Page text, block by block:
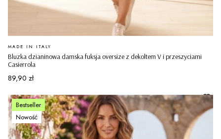
Bluzka dzianinowa damska fuksja oversize z dekoltem V i przeszyciami
Casierrola
PRODUCENT
MADE IN ITALY
Cena
89,90 zł
Bestseller
Nowość